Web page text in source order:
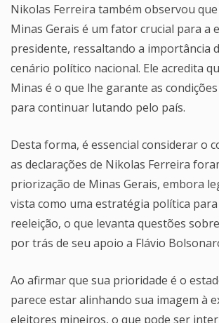
Nikolas Ferreira também observou
Minas Gerais é um fator crucial para a
presidente, ressaltando a importância
cenário político nacional. Ele acredita
Minas é o que lhe garante as
para continuar lutando pelo país.
Desta forma, é essencial considerar o
as declarações de Nikolas Ferreira
priorização de Minas Gerais, embora
vista como uma estratégia política
reeleição, o que levanta questões
por trás de seu apoio a Flávio
Ao afirmar que sua prioridade é o
parece estar alinhando sua imagem à
eleitores mineiros, o que pode ser